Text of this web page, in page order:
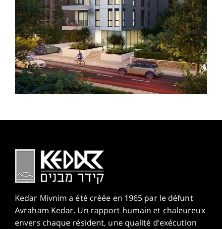
Kedar Mivnim a été créée en 1965 par le défunt
Avraham Kedar. Un rapport humain et chaleureux
envers chaque résident, une qualité d’exécution